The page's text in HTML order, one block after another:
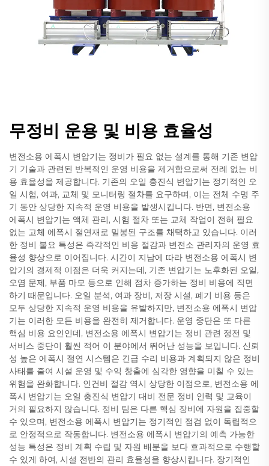
무정비 운용 및 비용 효율성
변전소용 에폭시 변압기는 정비가 필요 없는 설계를 통해 기존 변압
기 기술과 관련된 반복적인 운영 비용을 제거함으로써 전례 없는 비
용 효율성을 제공합니다. 기존의 오일 충진식 변압기는 정기적인 오
일 시험, 여과, 교체 및 모니터링 절차를 요구하며, 이는 전체 수명 주
기 동안 상당한 지속적 운영 비용을 발생시킵니다. 반면, 변전소용
에폭시 변압기는 액체 관리, 시험 절차 또는 교체 작업이 전혀 필요
없는 고체 에폭시 절연재로 밀봉된 구조를 채택하고 있습니다. 이러
한 정비 불요 특성은 즉각적인 비용 절감과 변전소 관리자의 운영 효
율성 향상으로 이어집니다. 시간이 지남에 따라 변전소용 에폭시 변
압기의 경제적 이점은 더욱 커지는데, 기존 변압기는 노후화된 오일,
오염 문제, 부품 마모 등으로 인해 점차 증가하는 정비 비용에 직면
하기 때문입니다. 오일 분석, 여과 장비, 저장 시설, 폐기 비용 등은
모두 상당한 지속적 운영 비용을 유발하지만, 변전소용 에폭시 변압
기는 이러한 모든 비용을 완전히 제거합니다. 운영 중단은 또 다른
핵심 비용 요인인데, 변전소용 에폭시 변압기는 정비 관련 정전 및
서비스 중단이 훨씬 적어 이 분야에서 뛰어난 성능을 보입니다. 신뢰
성 높은 에폭시 절연 시스템은 긴급 수리 비용과 계획되지 않은 정비
사태를 줄여 시설 운영 및 수익 창출에 심각한 영향을 미칠 수 있는
위험을 완화합니다. 인건비 절감 역시 상당한 이점으로, 변전소용 에
폭시 변압기는 오일 충진식 변압기 대비 전문 정비 인력 및 교육이
거의 필요하지 않습니다. 정비 팀은 다른 핵심 장비에 자원을 집중할
수 있으며, 변전소용 에폭시 변압기는 정기적인 점검 없이 독립적으
로 안정적으로 작동합니다. 변전소용 에폭시 변압기의 예측 가능한
성능 특성은 정비 계획 수립 및 자원 배분을 보다 효과적으로 수행할
수 있게 하여, 시설 전반의 관리 효율성을 향상시킵니다. 장기적인